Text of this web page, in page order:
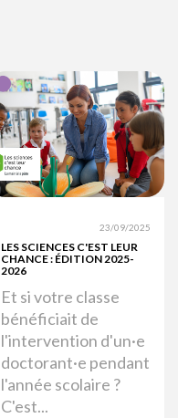
23/09/2025
LES SCIENCES C'EST LEUR
CHANCE : ÉDITION 2025-
2026
Et si votre classe
bénéficiait de
l'intervention d'un·e
doctorant·e pendant
l'année scolaire ?
C'est...